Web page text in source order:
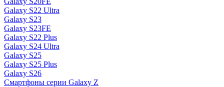
Galaxy S22 Ultra
Galaxy S23
Galaxy S23FE
Galaxy S22 Plus
Galaxy S24 Ultra
Galaxy S25
Galaxy S25 Plus
Galaxy S26
Смартфоны серии Galaxy Z